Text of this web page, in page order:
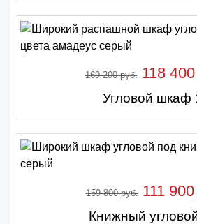
169 200 руб.118 400
Угловой шкаф
159 800 руб.111 900
Книжный